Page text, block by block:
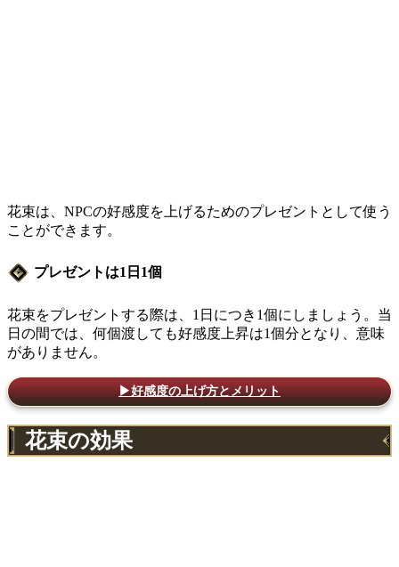
花束は、NPCの好感度を上げるためのプレゼントとして使う
ことができます。
プレゼントは1日1個
花束をプレゼントする際は、1日につき1個にしましょう。当
日の間では、何個渡しても好感度上昇は1個分となり、意味
がありません。
▶好感度の上げ方とメリット
花束の効果